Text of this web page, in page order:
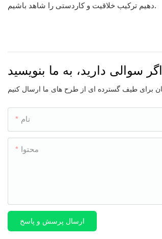
دهیم ترکیب خلاقیت و کاردستی را شاهد باشیم.
اگر سوالی دارید، به ما بنویسید
نام
محتوا
ارسال پرسش و پاسخ